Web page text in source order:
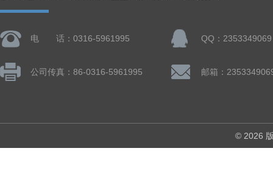
电 话：0316-5961995 QQ：2353349069
公司传真：86-0316-5961995 邮箱：
© 2026